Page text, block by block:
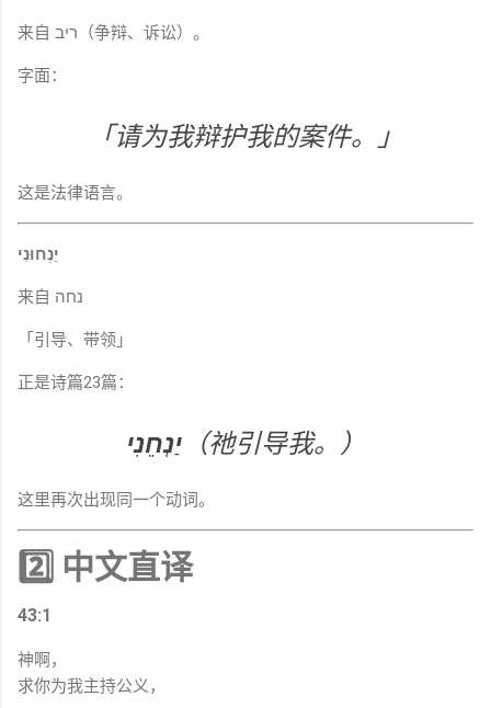
来自 ריב（争辩、诉讼）。
字面：
「请为我辩护我的案件。」
这是法律语言。
יַנְחוּנִי
来自 נחה
「引导、带领」
正是诗篇23篇：
יַנְחֵנִי（祂引导我。）
这里再次出现同一个动词。
2️⃣ 中文直译
43:1
神啊，
求你为我主持公义，